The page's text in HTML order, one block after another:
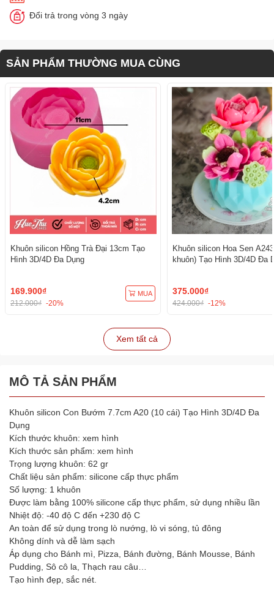
Đổi trả trong vòng 3 ngày
SẢN PHẨM THƯỜNG MUA CÙNG
Khuôn silicon Hồng Trà Đại 13cm Tạo
Hình 3D/4D Đa Dụng
169.900₫
212.000₫ -20%
MUA
Khuôn silicon Hoa Sen
khuôn) Tạo Hình 3D/4D Đa
375.000₫
424.000₫ -12%
Xem tất cả
MÔ TẢ SẢN PHẨM
Khuôn silicon Con Bướm 7.7cm A20 (10 cái) Tạo Hình 3D/4D Đa
Dụng
Kích thước khuôn: xem hình
Kích thước sản phẩm: xem hình
Trọng lượng khuôn: 62 gr
Chất liệu sản phẩm: silicone cấp thực phẩm
Số lượng: 1 khuôn
Được làm bằng 100% silicone cấp thực phẩm, sử dụng nhiều lần
Nhiệt độ: -40 độ C đến +230 độ C
An toàn để sử dụng trong lò nướng, lò vi sóng, tủ đông
Không dính và dễ làm sạch
Áp dụng cho Bánh mì, Pizza, Bánh đường, Bánh Mousse, Bánh
Pudding, Sô cô la, Thạch rau câu…
Tạo hình đẹp, sắc nét.